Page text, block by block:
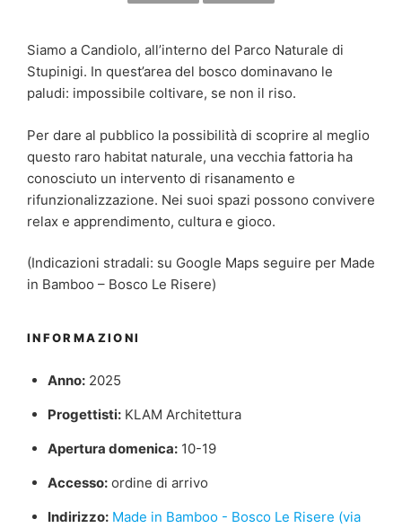
Siamo a Candiolo, all’interno del Parco Naturale di
Stupinigi. In quest’area del bosco dominavano le
paludi: impossibile coltivare, se non il riso.
Per dare al pubblico la possibilità di scoprire al meglio
questo raro habitat naturale, una vecchia fattoria ha
conosciuto un intervento di risanamento e
rifunzionalizzazione. Nei suoi spazi possono convivere
relax e apprendimento, cultura e gioco.
(Indicazioni stradali: su Google Maps seguire per Made
in Bamboo – Bosco Le Risere)
INFORMAZIONI
Anno:2025
Progettisti:KLAM Architettura
Apertura domenica:10-19
Accesso:ordine di arrivo
Indirizzo: Made in Bamboo - Bosco Le Risere (via